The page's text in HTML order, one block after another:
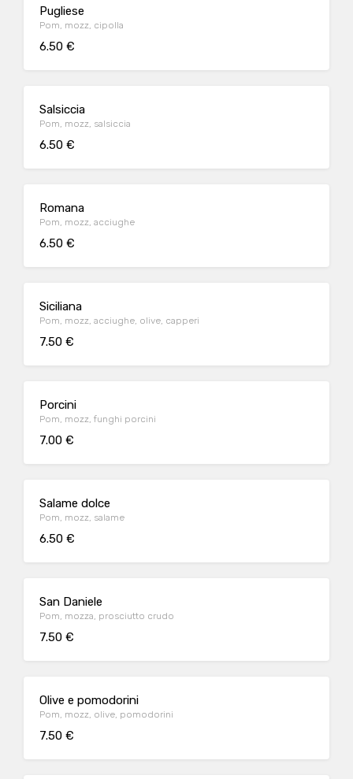
Pugliese
Pom, mozz, cipolla
6.50 €
Salsiccia
Pom, mozz, salsiccia
6.50 €
Romana
Pom, mozz, acciughe
6.50 €
Siciliana
Pom, mozz, acciughe, olive, capperi
7.50 €
Porcini
Pom, mozz, funghi porcini
7.00 €
Salame dolce
Pom, mozz, salame
6.50 €
San Daniele
Pom, mozza, prosciutto crudo
7.50 €
Olive e pomodorini
Pom, mozz, olive, pomodorini
7.50 €